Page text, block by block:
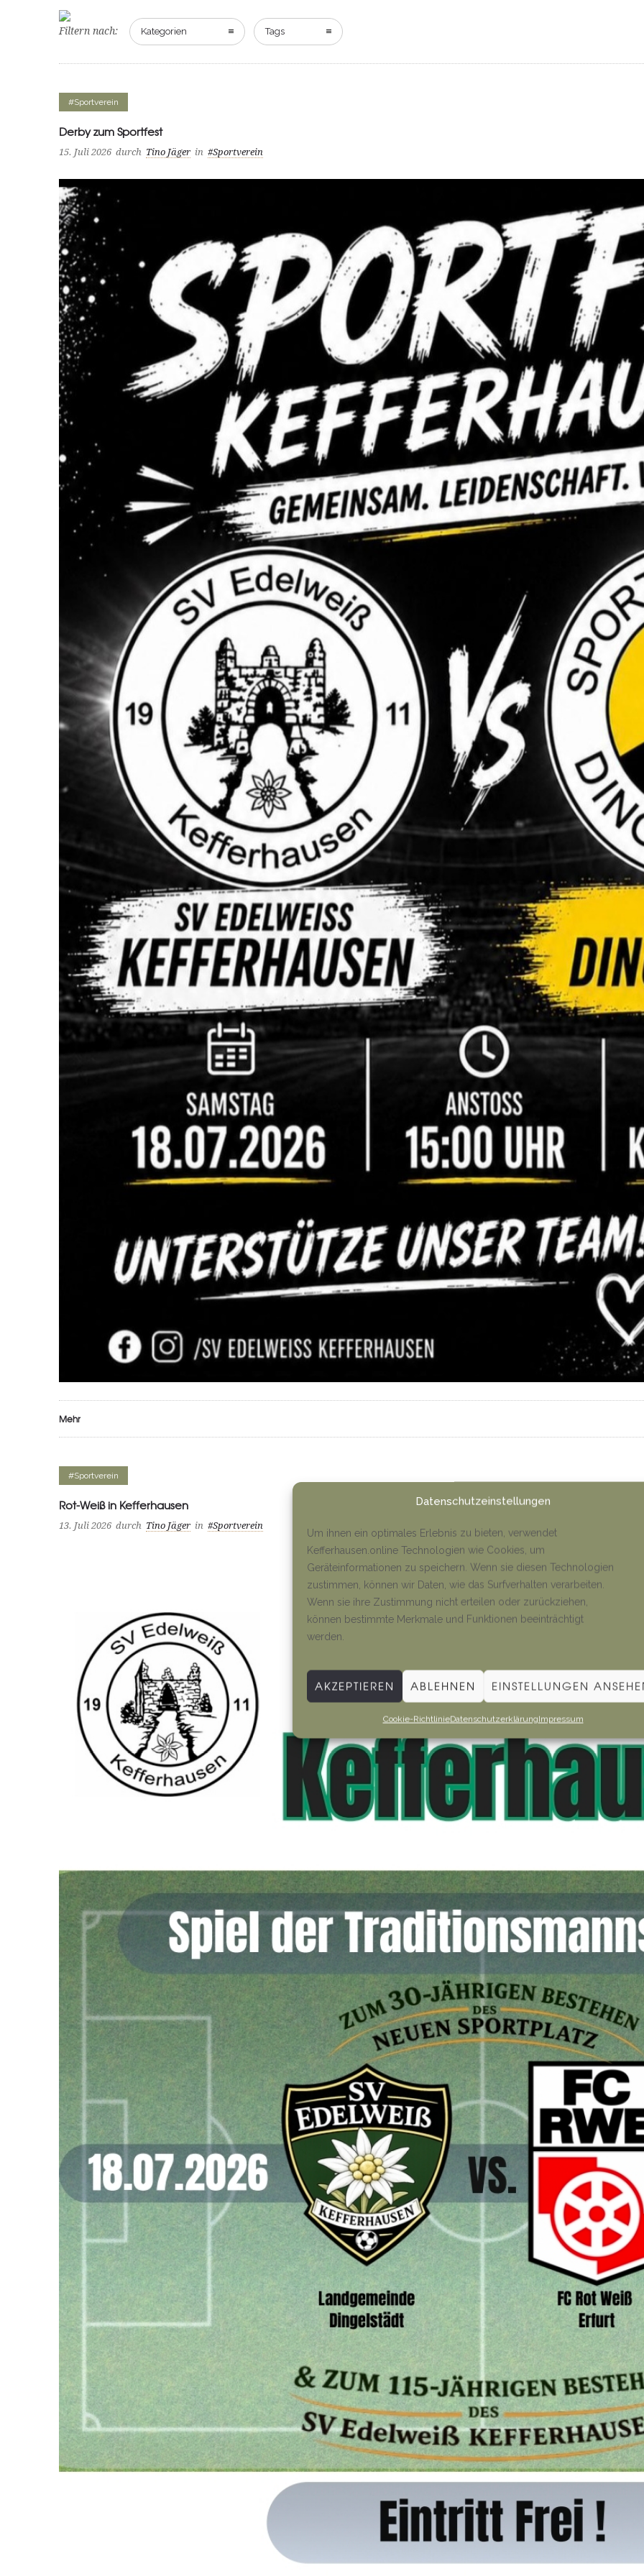
Datenschutzeinstellungen
Um ihnen ein optimales Erlebnis zu bieten, verwendet
Kefferhausen.online Technologien wie Cookies, um
Geräteinformationen zu speichern. Wenn sie diesen Technologien
zustimmen, können wir Daten, wie das Surfverhalten verarbeiten.
Wenn sie ihre Zustimmung nicht erteilen oder zurückziehen,
können bestimmte Merkmale und Funktionen beeinträchtigt
werden.
AKZEPTIEREN ABLEHNEN EINSTELLUNGEN
Cookie-RichtlinieDatenschutzerklärungImpressum
Filtern nach: Kategorien Tags
#Sportverein
Derby zum Sportfest
15. Juli 2026 durch Tino Jäger in #Sportverein
Mehr
#Sportverein
Rot-Weiß in Kefferhausen
13. Juli 2026 durch Tino Jäger in #Sportverein